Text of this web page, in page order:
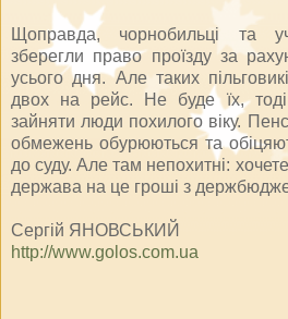
Щоправда, чорнобильці та
зберегли право проїзду за
усього дня. Але таких
двох на рейс. Не буде їх,
зайняти люди похилого віку.
обмежень обурюються та
до суду. Але там непохитні:
держава на це гроші з
Сергій ЯНОВСЬКИЙ
http://www.golos.com.ua